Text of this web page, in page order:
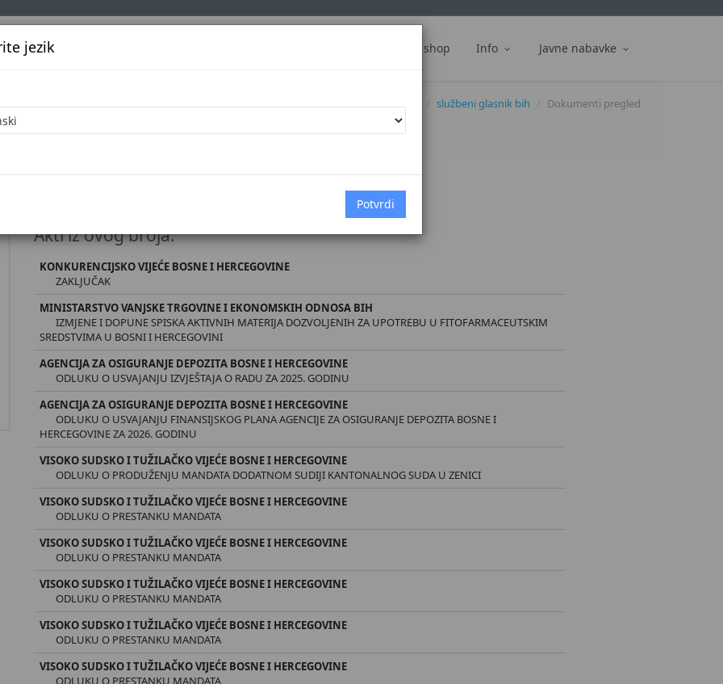
Službena glasila Web shop Info Javne nabavke
jezik
Početna Dokumenti službeni glasnik bih Dokumenti pregled
Službeni glasnik BiH broj 47/26 [7.7.2026.]
Akti iz ovog broja:
KONKURENCIJSKO VIJEĆE BOSNE I HERCEGOVINE
ZAKLJUČAK
MINISTARSTVO VANJSKE TRGOVINE I EKONOMSKIH ODNOSA BIH
IZMJENE I DOPUNE SPISKA AKTIVNIH MATERIJA DOZVOLJENIH ZA UPOTREBU U FITOFARMACEUTSKIM
SREDSTVIMA U BOSNI I HERCEGOVINI
AGENCIJA ZA OSIGURANJE DEPOZITA BOSNE I HERCEGOVINE
ODLUKU O USVAJANJU IZVJEŠTAJA O RADU ZA 2025. GODINU
AGENCIJA ZA OSIGURANJE DEPOZITA BOSNE I HERCEGOVINE
ODLUKU O USVAJANJU FINANSIJSKOG PLANA AGENCIJE ZA OSIGURANJE DEPOZITA BOSNE I
HERCEGOVINE ZA 2026. GODINU
VISOKO SUDSKO I TUŽILAČKO VIJEĆE BOSNE I HERCEGOVINE
ODLUKU O PRODUŽENJU MANDATA DODATNOM SUDIJI KANTONALNOG SUDA U ZENICI
VISOKO SUDSKO I TUŽILAČKO VIJEĆE BOSNE I HERCEGOVINE
ODLUKU O PRESTANKU MANDATA
VISOKO SUDSKO I TUŽILAČKO VIJEĆE BOSNE I HERCEGOVINE
ODLUKU O PRESTANKU MANDATA
VISOKO SUDSKO I TUŽILAČKO VIJEĆE BOSNE I HERCEGOVINE
ODLUKU O PRESTANKU MANDATA
VISOKO SUDSKO I TUŽILAČKO VIJEĆE BOSNE I HERCEGOVINE
ODLUKU O PRESTANKU MANDATA
VISOKO SUDSKO I TUŽILAČKO VIJEĆE BOSNE I HERCEGOVINE
ODLUKU O PRESTANKU MANDATA